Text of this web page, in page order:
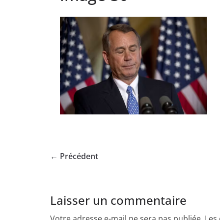
← Précédent
Laisser un commentaire